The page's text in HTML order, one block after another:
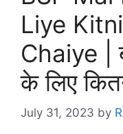
Liye
Chaiye |
के लिए
July 31, 2023 by